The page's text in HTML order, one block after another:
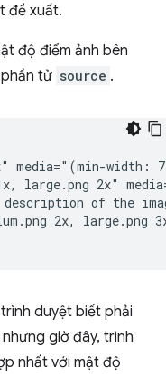
đề xuất.
độ điểm ảnh bên
tử source .
media="(min-width:
large.png 2x"
of the
2x, large.png
duyệt biết phải
giờ đây, trình
nhất với mật độ